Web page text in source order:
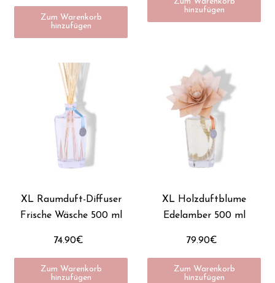
Zum Warenkorb
hinzufügen
hinzufügen
XL Raumduft-Diffuser
Frische Wäsche 500 ml
74.90€
Zum Warenkorb
hinzufügen
XL Holzduftblume
Edelamber 500 ml
79.90€
Zum Warenkorb
hinzufügen